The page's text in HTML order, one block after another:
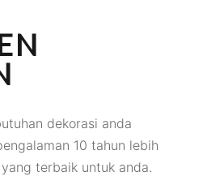
dekorasi anda
10 tahun lebih
terbaik untuk anda.